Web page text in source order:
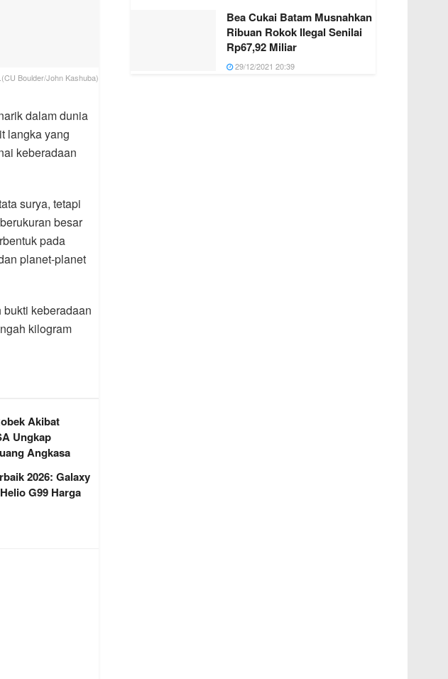
Boulder/John Kashuba)
dalam dunia
langka yang
keberadaan
surya, tetapi
besar
pada
planet-planet
keberadaan
kilogram
Akibat
Ungkap
Angkasa
2026: Galaxy
G99 Harga
Bea Cukai Batam Musnahkan
Ribuan Rokok Ilegal Senilai
Rp67,92 Miliar
29/12/2021 20:39